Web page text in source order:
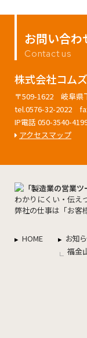
お問い合わ
Contact us
株式会社コム
〒509-1622 岐阜県
tel.0576-32-2022
IP電話 050-3540-
アクセスマップ
わかりにくい・伝え
弊社の仕事は「お客
HOME
お知
福金